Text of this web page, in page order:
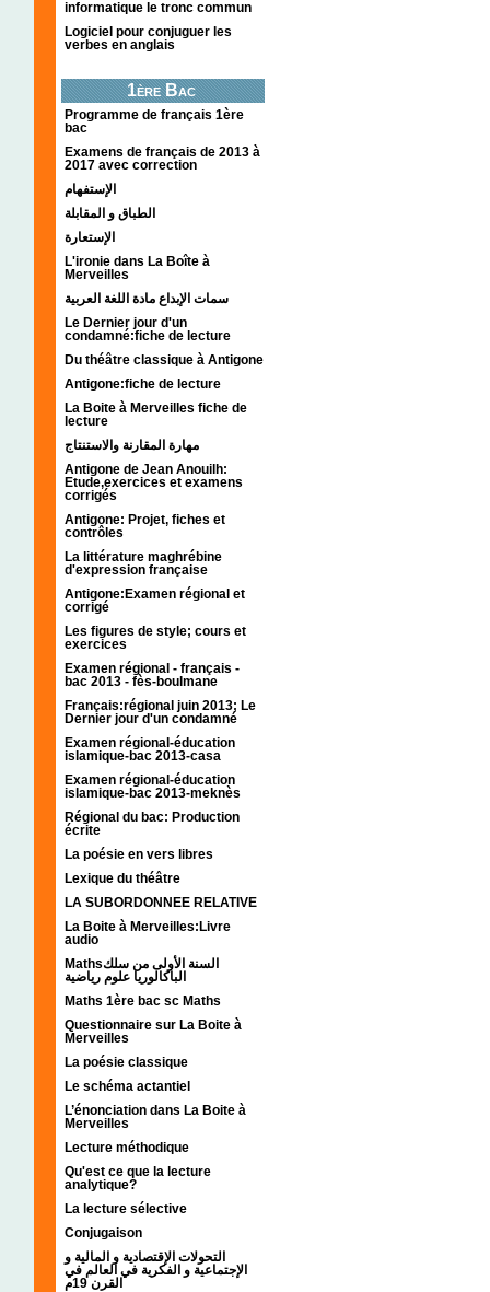
informatique le tronc commun
Logiciel pour conjuguer les
verbes en anglais
1ère Bac
Programme de français 1ère
bac
Examens de français de 2013 à
2017 avec correction
الإستفهام
الطباق و المقابلة
الإستعارة
L'ironie dans La Boîte à
Merveilles
سمات الإبداع مادة اللغة العربية
Le Dernier jour d'un
condamné:fiche de lecture
Du théâtre classique à Antigone
Antigone:fiche de lecture
La Boite à Merveilles fiche de
lecture
مهارة المقارنة والاستنتاج
Antigone de Jean Anouilh:
Etude,exercices et examens
corrigés
Antigone: Projet, fiches et
contrôles
La littérature maghrébine
d'expression française
Antigone:Examen régional et
corrigé
Les figures de style; cours et
exercices
Examen régional - français -
bac 2013 - fès-boulmane
Français:régional juin 2013; Le
Dernier jour d'un condamné
Examen régional-éducation
islamique-bac 2013-casa
Examen régional-éducation
islamique-bac 2013-meknès
Régional du bac: Production
écrite
La poésie en vers libres
Lexique du théâtre
LA SUBORDONNEE RELATIVE
La Boite à Merveilles:Livre
audio
Mathsالسنة الأولى من سلك
الباكالوريا علوم رياضية
Maths 1ère bac sc Maths
Questionnaire sur La Boite à
Merveilles
La poésie classique
Le schéma actantiel
L’énonciation dans La Boite à
Merveilles
Lecture méthodique
Qu'est ce que la lecture
analytique?
La lecture sélective
Conjugaison
التحولات الإقتصادية و المالية و
الإجتماعية و الفكرية في العالم في
القرن 19م